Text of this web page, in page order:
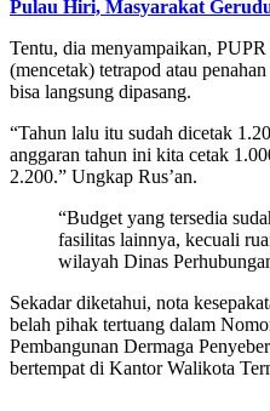
Pulau Hiri, Masyarakat
Tentu, dia menyampaikan,
(mencetak) tetrapod atau
bisa langsung dipasang.
“Tahun lalu itu sudah dicetak
anggaran tahun ini kita cetak
2.200.” Ungkap Rus’an.
“Budget yang tersedia
fasilitas lainnya, kecuali
wilayah Dinas
Sekadar diketahui, nota
belah pihak tertuang dalam
Pembangunan Dermaga
bertempat di Kantor Walikota